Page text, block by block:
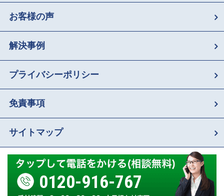
お客様の声
解決事例
プライバシーポリシー
免責事項
サイトマップ
0120-916-767